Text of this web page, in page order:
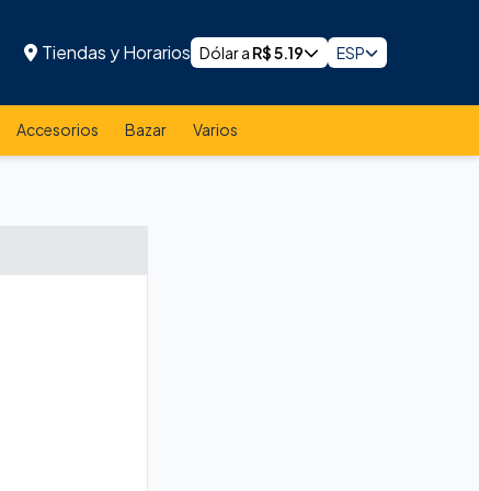
Tiendas y Horarios Dólar a R$5.19 ESP
Accesorios Bazar Varios